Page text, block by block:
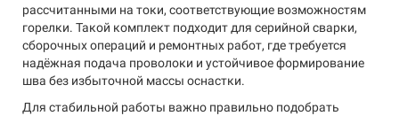
рассчитанными на токи, соответствующие возможностям
горелки. Такой комплект подходит для серийной сварки,
сборочных операций и ремонтных работ, где требуется
надёжная подача проволоки и устойчивое формирование
шва без избыточной массы оснастки.
Для стабильной работы важно правильно подобрать